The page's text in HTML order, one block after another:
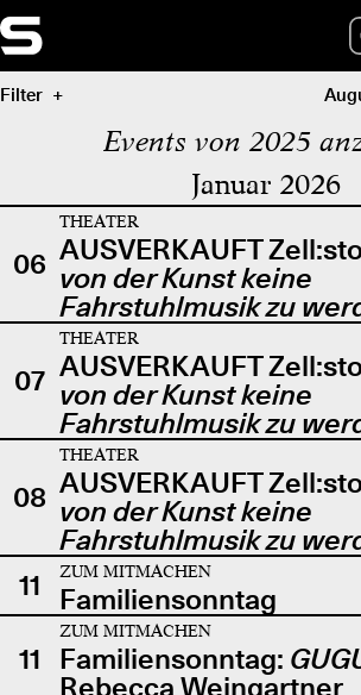
Filter
Events von 2025
Januar 2026
06
THEATER
AUSVERKAUFT
von der Kunst keine
Fahrstuhlmusik zu
07
THEATER
AUSVERKAUFT
von der Kunst keine
Fahrstuhlmusik zu
08
THEATER
AUSVERKAUFT
von der Kunst keine
Fahrstuhlmusik zu
11
ZUM MITMACHEN
Familiensonntag
11
ZUM MITMACHEN
Familiensonntag:
Rebecca Weingartner